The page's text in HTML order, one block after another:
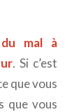
mal à
. Si c’est
que vous
que vous